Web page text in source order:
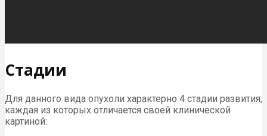
Стадии
Для данного вида опухоли характерно 4 стадии развития,
каждая из которых отличается своей клинической
картиной: